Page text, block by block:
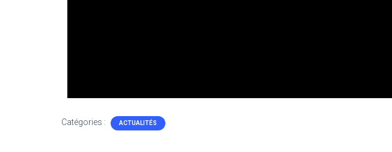
Catégories : ACTUALITÉS